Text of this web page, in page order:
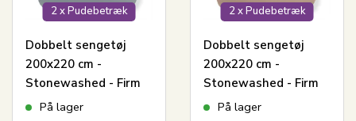
2 x Pudebetræk
Dobbelt sengetøj
200x220 cm -
Stonewashed - Firm
bluePå lager
2 x Pudebetræk
Dobbelt sengetøj
200x220 cm -
Stonewashed - Firm
brown
På lager